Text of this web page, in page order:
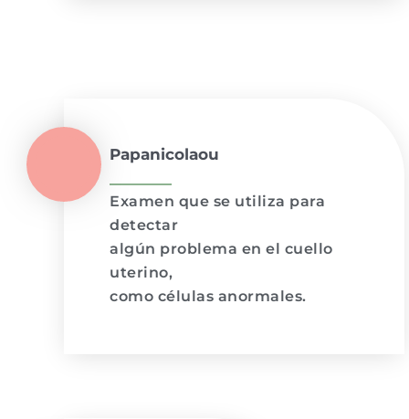
Papanicolaou
Examen que se utiliza para
detectar
algún problema en el cuello
uterino,
como células anormales.